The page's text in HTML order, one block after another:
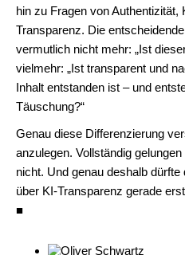
hin zu Fragen von Authentizität,
Transparenz. Die
vermutlich nicht mehr: „Ist
vielmehr: „Ist transparent und
Inhalt entstanden ist – und
Täuschung?“
Genau diese Differenzierung
anzulegen. Vollständig
nicht. Und genau deshalb
über KI-Transparenz gerade
■